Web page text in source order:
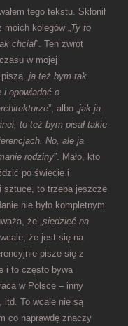
tego tekstu. Skłonił
moich kolegów „Ty to
chciał”. Ten zwrot
w mojej
„ja też bym tak
i opowiadać o
”, albo „jak ja
to też bym pisał takie
No, ale ja
rodziny”. Mało, kto
po świecie i
sztuce, to trzeba jeszcze
nie było kompletnym
że „siedzieć na
że jest się na
pisze się z
i to często bywa
w Polsce – inny
itd. To wcale nie są
co naprawdę znaczy